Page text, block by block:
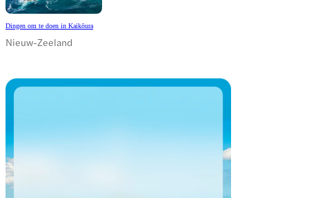
Dingen om te doen in Kaikōura
Nieuw-Zeeland